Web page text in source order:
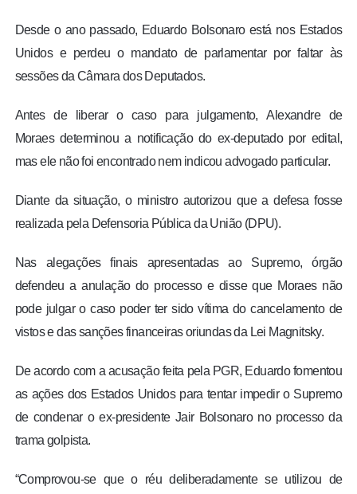
Desde o ano passado, Eduardo Bolsonaro está nos Estados
Unidos e perdeu o mandato de parlamentar por faltar às
sessões da Câmara dos Deputados.
Antes de liberar o caso para julgamento, Alexandre de
Moraes determinou a notificação do ex-deputado por edital,
mas ele não foi encontrado nem indicou advogado particular.
Diante da situação, o ministro autorizou que a defesa fosse
realizada pela Defensoria Pública da União (DPU).
Nas alegações finais apresentadas ao Supremo, órgão
defendeu a anulação do processo e disse que Moraes não
pode julgar o caso poder ter sido vítima do cancelamento de
vistos e das sanções financeiras oriundas da Lei Magnitsky.
De acordo com a acusação feita pela PGR, Eduardo fomentou
as ações dos Estados Unidos para tentar impedir o Supremo
de condenar o ex-presidente Jair Bolsonaro no processo da
trama golpista.
“Comprovou-se que o réu deliberadamente se utilizou de